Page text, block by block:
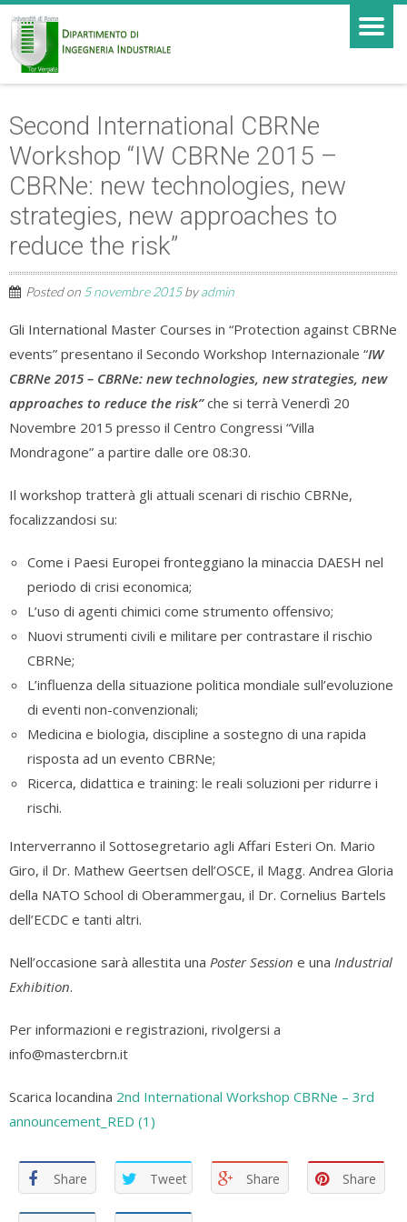
Second International CBRNe
Workshop “IW CBRNe 2015 –
CBRNe: new technologies, new
strategies, new approaches to
reduce the risk”
Posted on 5 novembre 2015byadmin
Gli International Master Courses in “Protection against CBRNe
events” presentano il Secondo Workshop Internazionale “IW
CBRNe 2015 – CBRNe: new technologies, new strategies, new
approaches to reduce the risk”che si terrà Venerdì 20
Novembre 2015 presso il Centro Congressi “Villa
Mondragone” a partire dalle ore 08:30.
Il workshop tratterà gli attuali scenari di rischio CBRNe,
focalizzandosi su:
Come i Paesi Europei fronteggiano la minaccia DAESH nel
periodo di crisi economica;
L’uso di agenti chimici come strumento offensivo;
Nuovi strumenti civili e militare per contrastare il rischio
CBRNe;
L’influenza della situazione politica mondiale sull’evoluzione
di eventi non-convenzionali;
Medicina e biologia, discipline a sostegno di una rapida
risposta ad un evento CBRNe;
Ricerca, didattica e training: le reali soluzioni per ridurre i
rischi.
Interverranno il Sottosegretario agli Affari Esteri On. Mario
Giro, il Dr. Mathew Geertsen dell’OSCE, il Magg. Andrea Gloria
della NATO School di Oberammergau, il Dr. Cornelius Bartels
dell’ECDC e tanti altri.
Nell’occasione sarà allestita una Poster Session e una Industrial
Exhibition.
Per informazioni e registrazioni, rivolgersi a
info@mastercbrn.it
Scarica locandina 2nd International Workshop CBRNe – 3rd
announcement_RED (1)
Share Tweet Share Share